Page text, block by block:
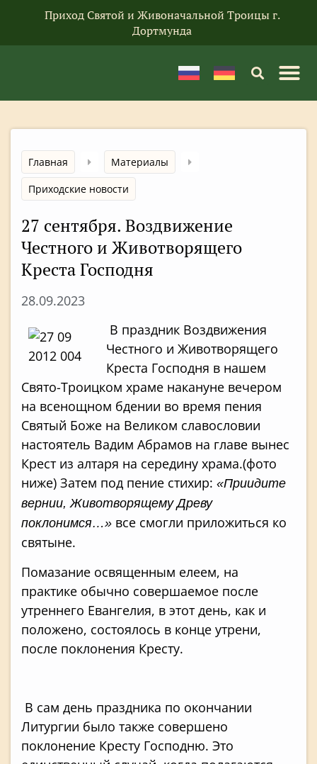
Приход Святой и Живоначальной Троицы г.
Дортмунда
Главная
Материалы
Приходские новости
27 сентября. Воздвижение
Честного и Животворящего
Креста Господня
28.09.2023
В праздник Воздвижения
Честного и Животворящего
Креста Господня в нашем
Свято-Троицком храме накануне вечером
на всенощном бдении во время пения
Святый Боже на Великом славословии
настоятель Вадим Абрамов на главе вынес
Крест из алтаря на середину храма.(фото
ниже) Затем под пение стихир: «Приидите
вернии, Животворящему Древу
поклонимся…» все смогли приложиться ко
святыне.
Помазание освященным елеем, на
практике обычно совершаемое после
утреннего Евангелия, в этот день, как и
положено, состоялось в конце утрени,
после поклонения Кресту.
В сам день праздника по окончании
Литургии было также совершено
поклонение Кресту Господню. Это